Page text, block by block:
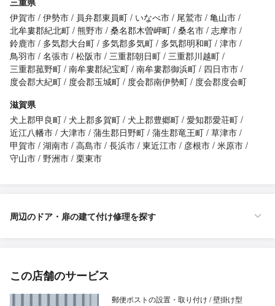
伊賀市 伊勢市 員弁郡東員町 いなべ市 尾鷲市 亀山市
北牟婁郡紀北町 熊野市 桑名郡木曽岬町 桑名市 志摩市
鈴鹿市
多気郡大台町 多気郡多気町 多気郡明和町 津市
鳥羽市 名張市 松阪市 三重郡朝日町 三重郡川越町
三重郡菰野町 南牟婁郡紀宝町 南牟婁郡御浜町
四日市市
度会郡大紀町
度会郡玉城町 度会郡南伊勢町
度会郡度会町
滋賀県
犬上郡甲良町 犬上郡多賀町 犬上郡豊郷町 愛知郡愛荘町
近江八幡市
大津市 蒲生郡日野町 蒲生郡竜王町 草津市
甲賀市 湖南市 高島市 長浜市 東近江市 彦根市 米原市
守山市 野洲市 栗東市
周辺のドア・扉の建て付け修理を探す
この店舗のサービス
郵便ポストの設置・取り付け / 壁掛け型